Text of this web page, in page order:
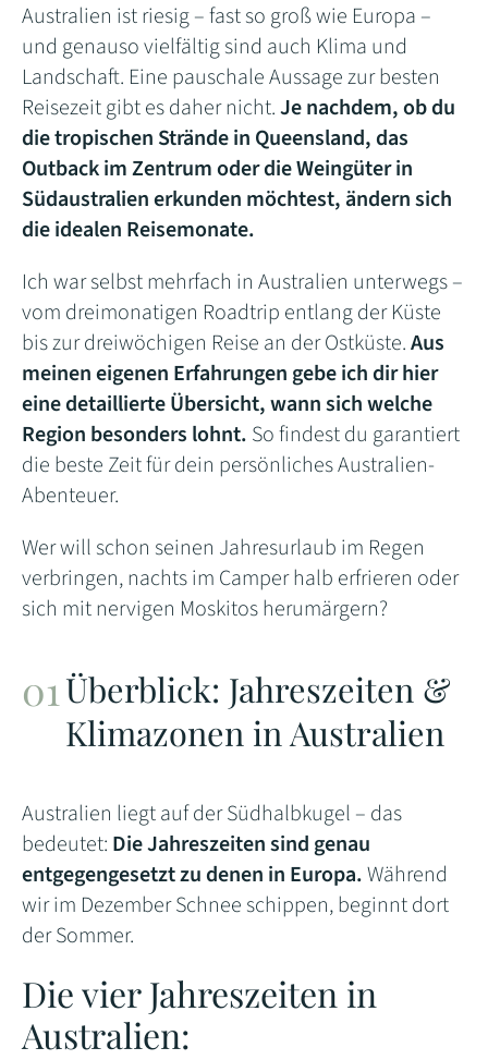
Australien ist riesig – fast so groß wie Europa –
und genauso vielfältig sind auch Klima und
Landschaft. Eine pauschale Aussage zur besten
Reisezeit gibt es daher nicht.Je nachdem, ob du
die tropischen Strände in Queensland, das
Outback im Zentrum oder die Weingüter in
Südaustralien erkunden möchtest, ändern sich
die idealen Reisemonate.
Ich war selbst mehrfach in Australien unterwegs –
vom dreimonatigen Roadtrip entlang der Küste
bis zur dreiwöchigen Reise an der Ostküste.Aus
meinen eigenen Erfahrungen gebe ich dir hier
eine detaillierte Übersicht, wann sich welche
Region besonders lohnt. So findest du garantiert
die beste Zeit für dein persönliches Australien-
Abenteuer.
Wer will schon seinen Jahresurlaub im Regen
verbringen, nachts im Camper halb erfrieren oder
sich mit nervigen Moskitos herumärgern?
Überblick: Jahreszeiten &
Klimazonen in Australien
Australien liegt auf der Südhalbkugel – das
bedeutet: Die Jahreszeiten sind genau
entgegengesetzt zu denen in Europa.Während
wir im Dezember Schnee schippen, beginnt dort
der Sommer.
Die vier Jahreszeiten in
Australien: